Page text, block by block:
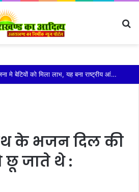
कैलाश परिक्रमा: महाराज
के भजन दिल की
छू जाते थे :